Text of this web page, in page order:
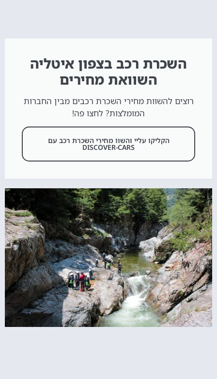
השכרת רכב בצפון איטליה
השוואת מחירים
רוצים להשוות מחירי השכרת רכבים מבין החברות
המומלצות? לחצו פה!
הקליקו עליי והשוו מחירי השכרת רכב עם
DISCOVER-CARS